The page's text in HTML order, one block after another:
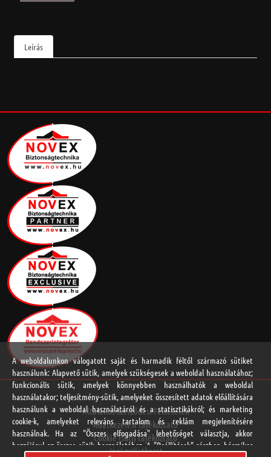
Leírás
Általános Szerződési Feltételek
Adatkezelési tájékoztató
Cookie (süti) tájékoztató
Jogi nyilatkozat
A weboldalunkon válogatott saját és harmadik féltől származó sütiket
használunk: Alapvető sütik, amelyek szükségesek a weboldal használatához;
funkcionális sütik, amelyek könnyebben használhatók a weboldal
használatakor; teljesítmény-sütik, amelyeket összesített adatok előállítására
használunk a weboldal használatáról és a statisztikákról; és marketing
cookie-k, amelyeket releváns tartalom és reklám megjelenítésére
használnak. Ha az "Összes elfogadása" lehetőséget választja, akkor
hozzájárul az összes sütik használatához. A "Beállítások" részben bármikor